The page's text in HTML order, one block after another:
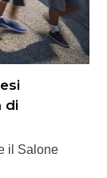
di
il Salone